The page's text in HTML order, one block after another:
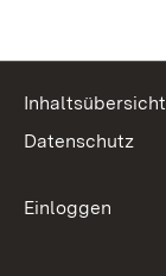
Inhaltsübersicht
Datenschutz
Einloggen